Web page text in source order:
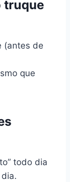
truque
(antes de
que
todo dia